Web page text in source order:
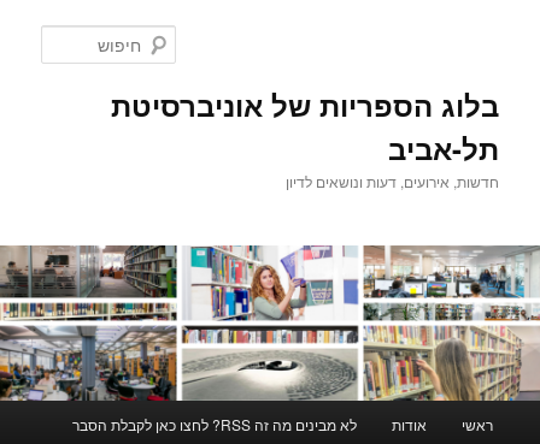
בלוג הספריות של אוניברסיטת
תל-אביב
חדשות, אירועים, דעות ונושאים לדיון
ראשי אודות לא מבינים מה זה RSS? לחצו כאן לקבלת הסבר